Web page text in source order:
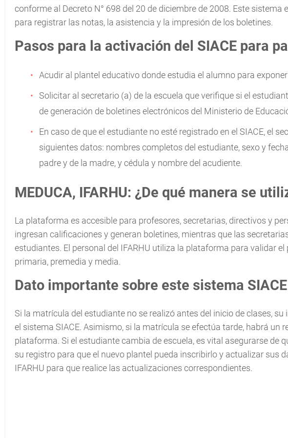
conforme al Decreto N° 698 del 20 de diciembre de 2008. Este
para registrar las notas, la asistencia y la impresión de los boletines.
Pasos para la activación del SIACE para
Acudir al plantel educativo donde estudia el alumno para
Solicitar al secretario (a) de la escuela que verifique si el
de generación de boletines electrónicos del Ministerio de
En caso de que el estudiante no esté registrado en el SIACE, el
siguientes datos: nombres completos del estudiante, sexo y
padre y de la madre, y cédula y nombre del acudiente.
MEDUCA, IFARHU: ¿De qué manera se
La plataforma es accesible para profesores, secretarias, directivos y
ingresan calificaciones y generan boletines, mientras que las
estudiantes. El personal del IFARHU utiliza la plataforma para validar
primaria, premedia y media.
Dato importante sobre este sistema SIACE
Si la matrícula del estudiante no se realizó antes del inicio de clases,
el sistema SIACE. Asimismo, si la matrícula se efectúa tarde, habrá un
plataforma. Si el estudiante cambia de escuela, es vital asegurarse de
su registro para que el nuevo plantel pueda inscribirlo y actualizar sus
IFARHU para que realice las actualizaciones correspondientes.